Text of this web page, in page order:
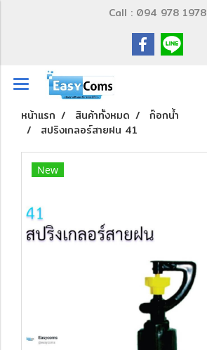
Call : 094 978 1978
หน้าแรก สินค้าทั้งหมด
ก๊อกน้ำ
สปริงเกลอร์สายฝน 41
New